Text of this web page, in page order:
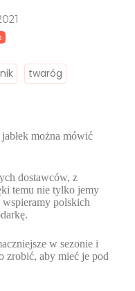
twaróg
można mówić
dostawców, z
temu nie tylko jemy
polskich
w sezonie i
zrobić, aby mieć je pod